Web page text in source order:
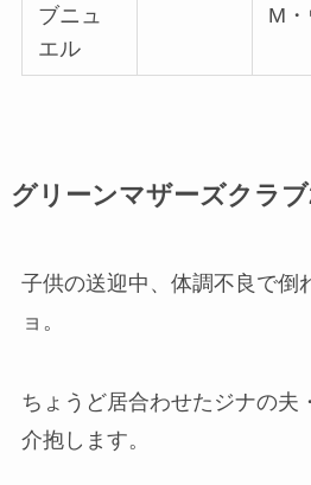
ブニュ
エル
M
グリーンマザーズクラ
子供の送迎中、体調不良で倒
ョ。
ちょうど居合わせたジナの夫
介抱します。